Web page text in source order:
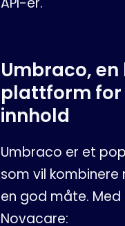
Umbraco,
plattform
innhold
Umbraco er et
som vil
en god måte.
Novacare: